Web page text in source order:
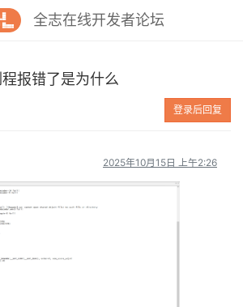
全志在线开发者论坛
报错了是为什么
登录后回复
2025年10月15日 上午2:26